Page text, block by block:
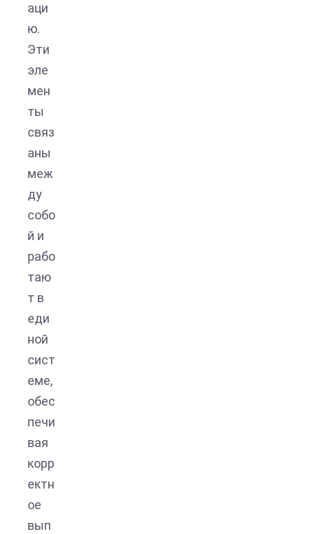
аци
ю.
Эти
эле
мен
ты
связ
аны
меж
ду
собо
й и
рабо
таю
т в
еди
ной
сист
еме,
обес
печи
вая
корр
ектн
ое
вып